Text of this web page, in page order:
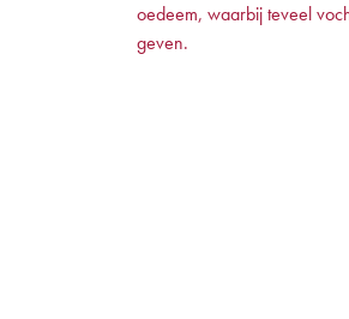
oedeem, waarbij teveel
geven.